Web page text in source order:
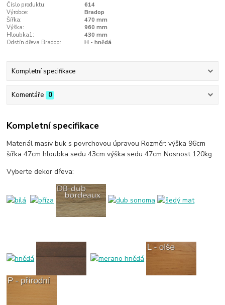
Číslo produktu:
614
Výrobce:
Bradop
Šířka:
470 mm
Výška:
960 mm
Hloubka1:
430 mm
Odstín dřeva Bradop:
H - hnědá
Kompletní specifikace
Komentáře 0
Kompletní specifikace
Materiál masiv buk s povrchovou úpravou Rozměr: výška 96cm
šířka 47cm hloubka sedu 43cm výška sedu 47cm Nosnost 120kg
Vyberte dekor dřeva: